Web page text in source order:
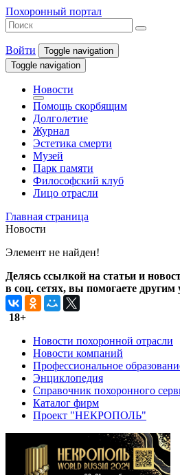
Похоронный портал
Войти
Toggle navigation
Toggle navigation
Новости
Помощь скорбящим
Долголетие
Журнал
Эстетика смерти
Музей
Парк памяти
Философский клуб
Лицо отрасли
Главная страница
Новости
Элемент не найден!
Делясь ссылкой на статьи и
в соц. сетях, вы помогаете другим
18+
Новости похоронной отрасли
Новости компаний
Профессиональное
Энциклопедия
Справочник похоронного
Каталог фирм
Проект "НЕКРОПОЛЬ"